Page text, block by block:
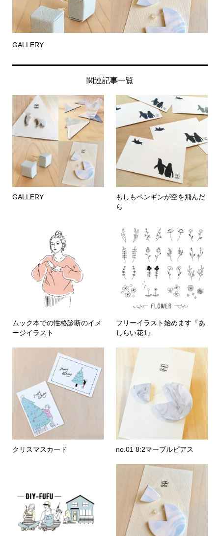
GALLERY
関連記事一覧
GALLERY
もしもペンギンが空を飛んだ
ら
ムック本での性格診断のイメ
ージイラスト
フリーイラスト始めます『あ
しらい花1』
クリスマスカード no.01 8:2マーブルピアス